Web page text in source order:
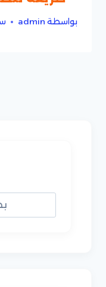
بواسطة admin
عن: